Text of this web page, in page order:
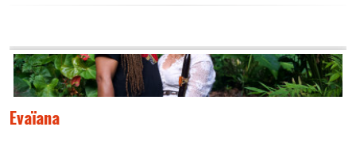
Evaïana